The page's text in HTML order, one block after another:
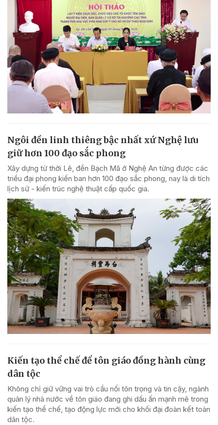
Ngôi đền linh thiêng bậc nhất xứ Nghệ lưu
giữ hơn 100 đạo sắc phong
Xây dựng từ thời Lê, đền Bạch Mã ở Nghệ An từng được các
triều đại phong kiến ban hơn 100 đạo sắc phong, nay là di tích
lịch sử - kiến trúc nghệ thuật cấp quốc gia.
Kiến tạo thể chế để tôn giáo đồng hành cùng
dân tộc
Không chỉ giữ vững vai trò cầu nối tôn trọng và tin cậy, ngành
quản lý nhà nước về tôn giáo đang ghi dấu ấn mạnh mẽ trong
kiến tạo thể chế, tạo động lực mới cho khối đại đoàn kết toàn
dân tộc.